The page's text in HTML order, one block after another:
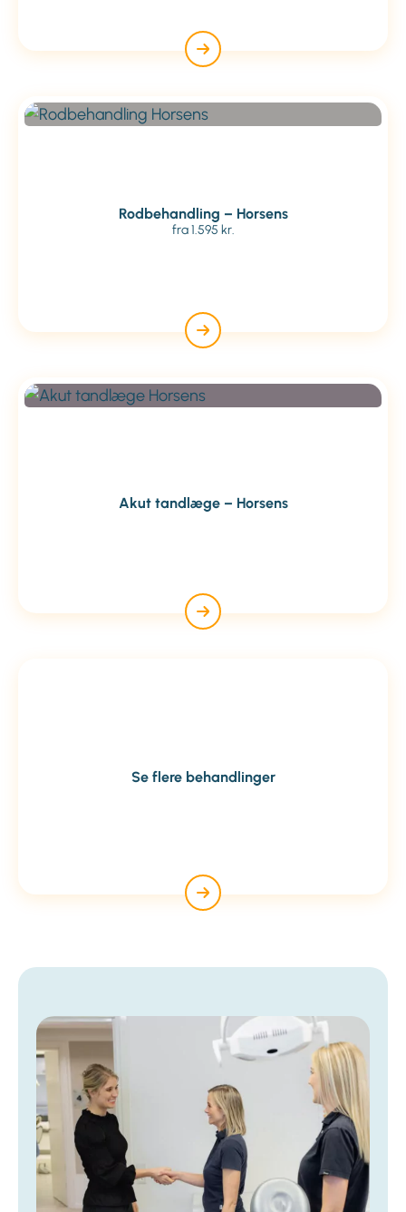
Rodbehandling – Horsens
fra 1.595 kr.
Akut tandlæge – Horsens
Se flere behandlinger